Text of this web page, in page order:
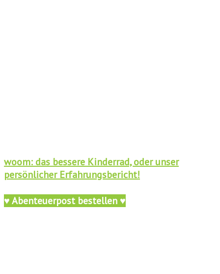
woom: das bessere Kinderrad, oder unser
persönlicher Erfahrungsbericht!
♥ Abenteuerpost bestellen ♥